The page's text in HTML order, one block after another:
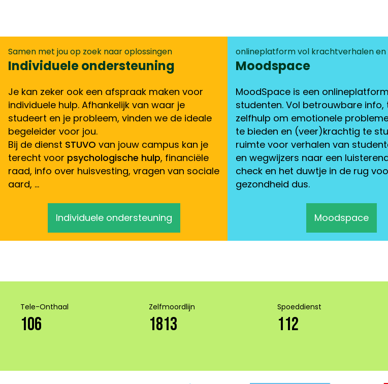
Samen met jou op zoek naar oplossingen
Individuele ondersteuning
Je kan zeker ook een afspraak maken voor
individuele hulp. Afhankelijk van waar je
studeert en je probleem, vinden we de ideale
begeleider voor jou.
Bij de dienst STUVO van jouw campus kan je
terecht voor psychologische hulp, financiële
raad, info over huisvesting, vragen van sociale
aard, …
Individuele ondersteuning
onlineplatform vol krachtverhalen en
Moodspace
MoodSpace is een
studenten. Vol betrouwbare info,
zelfhulp om emotionele
te bieden en (veer)krachtig te
ruimte voor verhalen van
en wegwijzers naar een
check en het duwtje in de rug
gezondheid dus.
Moodspace
Tele-Onthaal
106
Zelfmoordlijn
1813
Spoeddienst
112